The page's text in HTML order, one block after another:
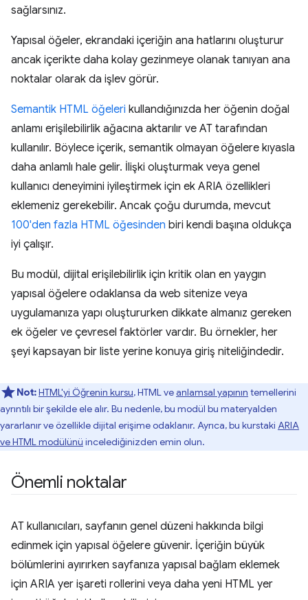
sağlarsınız.
Yapısal öğeler, ekrandaki içeriğin ana hatlarını oluşturur
ancak içerikte daha kolay gezinmeye olanak tanıyan ana
noktalar olarak da işlev görür.
Semantik HTML öğeleri kullandığınızda her öğenin doğal
anlamı erişilebilirlik ağacına aktarılır ve AT tarafından
kullanılır. Böylece içerik, semantik olmayan öğelere kıyasla
daha anlamlı hale gelir. İlişki oluşturmak veya genel
kullanıcı deneyimini iyileştirmek için ek ARIA özellikleri
eklemeniz gerekebilir. Ancak çoğu durumda, mevcut
100'den fazla HTML öğesinden biri kendi başına oldukça
iyi çalışır.
Bu modül, dijital erişilebilirlik için kritik olan en yaygın
yapısal öğelere odaklansa da web sitenize veya
uygulamanıza yapı oluştururken dikkate almanız gereken
ek öğeler ve çevresel faktörler vardır. Bu örnekler, her
şeyi kapsayan bir liste yerine konuya giriş niteliğindedir.
Not:HTML'yi Öğrenin kursu, HTML veanlamsal yapının temellerini
ayrıntılı bir şekilde ele alır. Bu nedenle, bu modül bu materyalden
yararlanır ve özellikle dijital erişime odaklanır. Ayrıca, bu kurstaki ARIA
ve HTML modülünü incelediğinizden emin olun.
Önemli noktalar
AT kullanıcıları, sayfanın genel düzeni hakkında bilgi
edinmek için yapısal öğelere güvenir. İçeriğin büyük
bölümlerini ayırırken sayfanıza yapısal bağlam eklemek
için ARIA yer işareti rollerini veya daha yeni HTML yer